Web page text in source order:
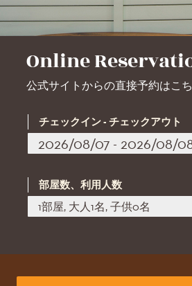
Online
公式サイトからの直接予約はこ
チェックイン - チェックアウト
部屋数、利用人数
1部屋, 大人1名, 子供0名